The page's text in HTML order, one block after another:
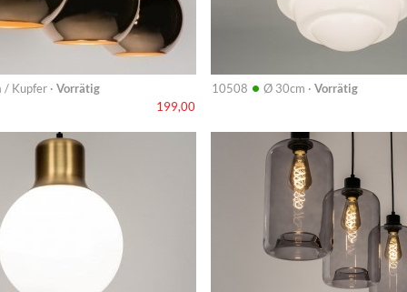
/ Kupfer · Vorrätig
199,00
10508 • Ø 30cm · Vorrätig
Info